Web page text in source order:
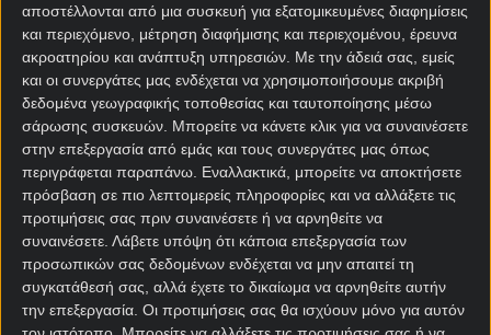
αποστέλλονται από μια συσκευή για εξατομικευμένες διαφημίσεις
και περιεχόμενο, μέτρηση διαφήμισης και περιεχομένου, έρευνα
ακροατηρίου και ανάπτυξη υπηρεσιών. Με την άδειά σας, εμείς
και οι συνεργάτες μας ενδέχεται να χρησιμοποιήσουμε ακριβή
δεδομένα γεωγραφικής τοποθεσίας και ταυτοποίησης μέσω
σάρωσης συσκευών. Μπορείτε να κάνετε κλικ για να συναινέσετε
στην επεξεργασία από εμάς και τους συνεργάτες μας όπως
περιγράφεται παραπάνω. Εναλλακτικά, μπορείτε να αποκτήσετε
πρόσβαση σε πιο λεπτομερείς πληροφορίες και να αλλάξετε τις
προτιμήσεις σας πριν συναινέσετε ή να αρνηθείτε να
συναινέσετε. Λάβετε υπόψη ότι κάποια επεξεργασία των
προσωπικών σας δεδομένων ενδέχεται να μην απαιτεί τη
συγκατάθεσή σας, αλλά έχετε το δικαίωμα να αρνηθείτε αυτήν
την επεξεργασία. Οι προτιμήσεις σας θα ισχύουν μόνο για αυτόν
απόδοση στο 5.90 στη Stoiximan.
[sdi-one-col][sdi2_single_affiliate title=”Stoiximan”]
[/sdi-one-col]
[desktopbanner1 text=”Stoiximan.gr, το παιχνίδι
σου καλύτερο ΕΔΩ!” etairia=”Stoiximan” oroi=”21+ |
MGA” ]
Σε ενισχυμένη απόδοση συναντάμε και το να
προηγείται στο πρώτο ημίχρονο η Ελλάδα (2.62),
ενώ πέρα από τα εκατοντάδες στοιχήματα και τις
ειδικές επιλογές, η Stoiximan έχει ετοιμάσει και μία